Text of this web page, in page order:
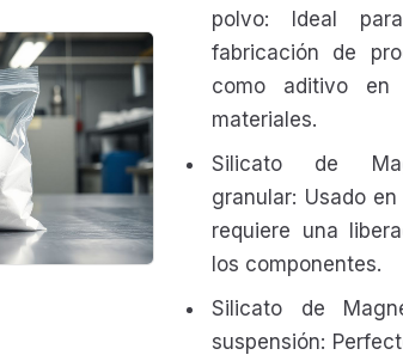
polvo: Ideal
fabricación de
como aditivo en
materiales.
Silicato de
granular: Usado
requiere una
los componentes.
Silicato de
suspensión: